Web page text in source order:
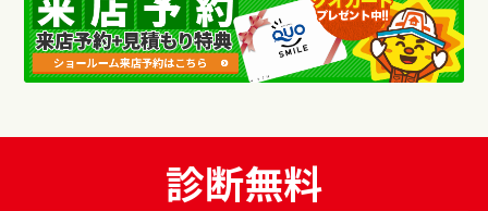
診断無料